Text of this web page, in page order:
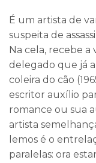
É um artista de
suspeita de
Na cela, recebe a
delegado que já
coleira do cão
escritor auxílio
romance ou sua
artista
lemos é o
paralelas: ora